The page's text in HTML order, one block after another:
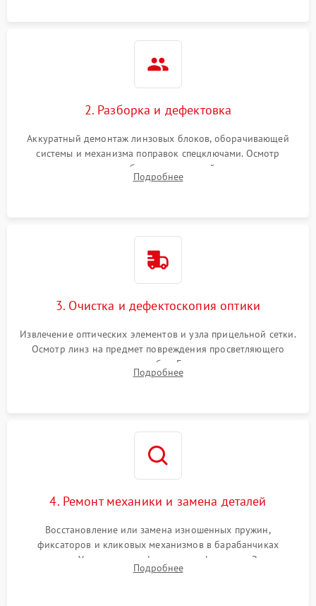
2. Разборка и дефектовка
Аккуратный демонтаж линзовых блоков, оборачивающей
системы и механизма поправок спецключами. Осмотр
внутренних резьбовых соединений, пружин и
уплотнительных колец. Поиск причин люфта, смещения
Подробнее
3. Очистка и дефектоскопия оптики
Извлечение оптических элементов и узла прицельной сетки.
Осмотр линз на предмет повреждения просветляющего
покрытия или появления грибка. Бережная очистка стекол
спецрастворами. Проверка целостности гравированной
Подробнее
4. Ремонт механики и замена деталей
Восстановление или замена изношенных пружин,
фиксаторов и кликовых механизмов в барабанчиках
поправок. Устранение люфтов в трансфокаторе. Замена
поврежденных линз, разбитой сетки или восстановление
Подробнее